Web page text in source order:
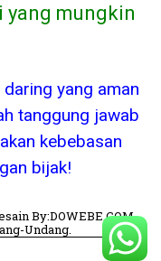
yang mungkin
yang aman
tanggung jawab
kebebasan
bijak!
By:DOWEBE.COM
Undang.